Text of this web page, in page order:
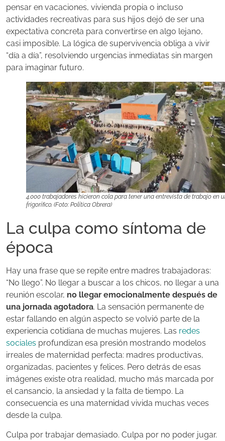
pensar en vacaciones, vivienda propia o incluso
actividades recreativas para sus hijos dejó de ser una
expectativa concreta para convertirse en algo lejano,
casi imposible. La lógica de supervivencia obliga a vivir
“día a día”, resolviendo urgencias inmediatas sin margen
para imaginar futuro.
4.000 trabajadores hicieron cola para tener una entrevista de trabajo en
frigorífico. (Foto: Política Obrera)
La culpa como síntoma de
época
Hay una frase que se repite entre madres trabajadoras:
“No llego”. No llegar a buscar a los chicos, no llegar a una
reunión escolar, no llegar emocionalmente después de
una jornada agotadora. La sensación permanente de
estar fallando en algún aspecto se volvió parte de la
experiencia cotidiana de muchas mujeres. Las redes
sociales profundizan esa presión mostrando modelos
irreales de maternidad perfecta: madres productivas,
organizadas, pacientes y felices. Pero detrás de esas
imágenes existe otra realidad, mucho más marcada por
el cansancio, la ansiedad y la falta de tiempo. La
consecuencia es una maternidad vivida muchas veces
desde la culpa.
Culpa por trabajar demasiado. Culpa por no poder jugar.